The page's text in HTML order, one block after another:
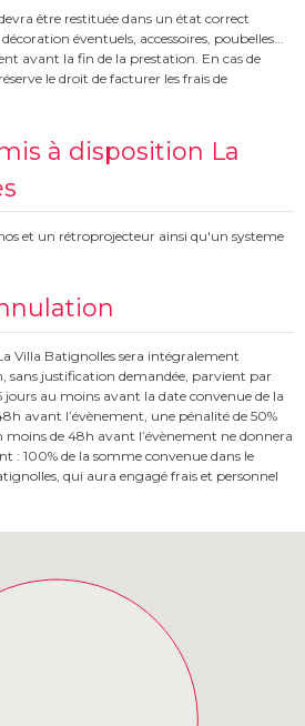
être restituée dans un état correct
éventuels, accessoires, poubelles...
avant la fin de la prestation. En cas de
le droit de facturer les frais de
à disposition La
et un rétroprojecteur ainsi qu'un systeme
Villa Batignolles sera intégralement
sans justification demandée, parvient par
jours au moins avant la date convenue de la
avant l’évènement, une pénalité de 50%
de 48h avant l’évènement ne donnera
: 100% de la somme convenue dans le
qui aura engagé frais et personnel